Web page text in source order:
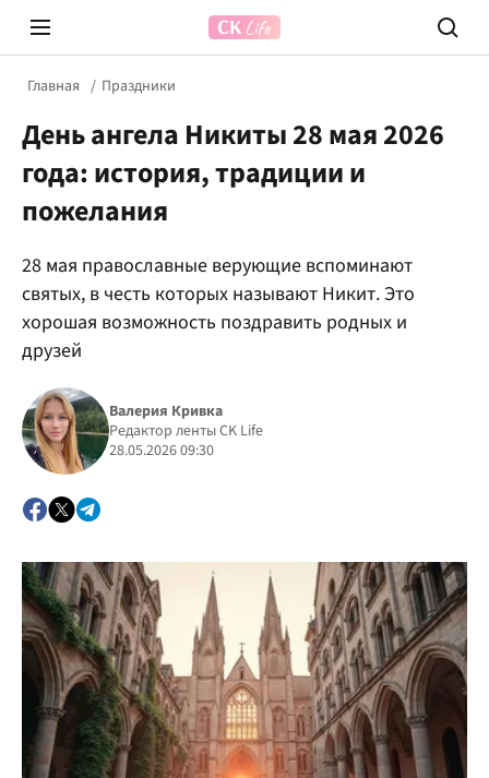
Prosecco Time
Главная Праздники
День ангела Никиты 28 мая 2026
года: история, традиции и
пожелания
28 мая православные верующие вспоминают
святых, в честь которых называют Никит. Это
хорошая возможность поздравить родных и
друзей
Валерия Кривка
Редактор ленты CK Life
28.05.2026 09:30